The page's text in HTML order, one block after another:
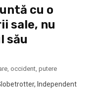
cu o
sale, nu
său
, occident, putere
Independent